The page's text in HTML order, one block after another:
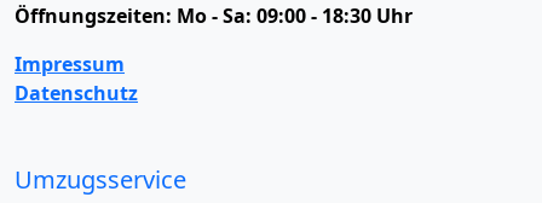
Öffnungszeiten: Mo - Sa: 09:00 - 18:30 Uhr
Impressum
Datenschutz
Umzugsservice